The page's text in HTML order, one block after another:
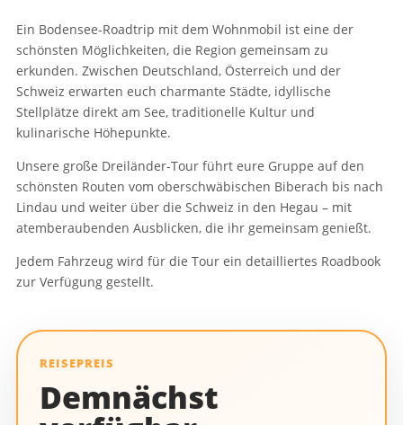
Ein Bodensee-Roadtrip mit dem Wohnmobil ist eine der
schönsten Möglichkeiten, die Region gemeinsam zu
erkunden. Zwischen Deutschland, Österreich und der
Schweiz erwarten euch charmante Städte, idyllische
Stellplätze direkt am See, traditionelle Kultur und
kulinarische Höhepunkte.
Unsere große Dreiländer-Tour führt eure Gruppe auf den
schönsten Routen vom oberschwäbischen Biberach bis nach
Lindau und weiter über die Schweiz in den Hegau – mit
atemberaubenden Ausblicken, die ihr gemeinsam genießt.
Jedem Fahrzeug wird für die Tour ein detailliertes Roadbook
zur Verfügung gestellt.
REISEPREIS
Demnächst